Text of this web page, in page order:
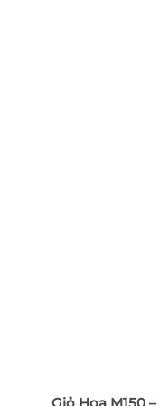
Giỏ Hoa M150